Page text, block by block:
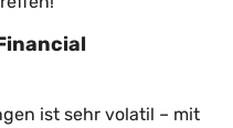
ist sehr volatil – mit